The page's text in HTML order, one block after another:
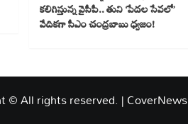
కలిగిస్తున్న వైసీపీ.. తుని ‘పేదల సేవలో’
వేదికగా సీఎం చంద్రబాబు ధ్వజం!
© All rights reserved. |CoverNews